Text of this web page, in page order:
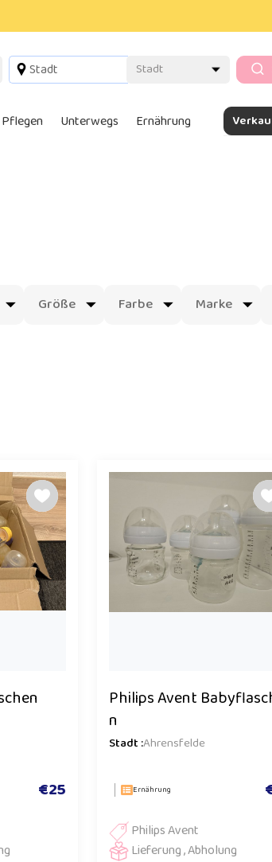
Unterwegs Ernährung
Größe Farbe Marke
€25
Philips Avent
n
Stadt :Ahrensfelde
Ernährung
Philips Avent
Lieferung , Abholung